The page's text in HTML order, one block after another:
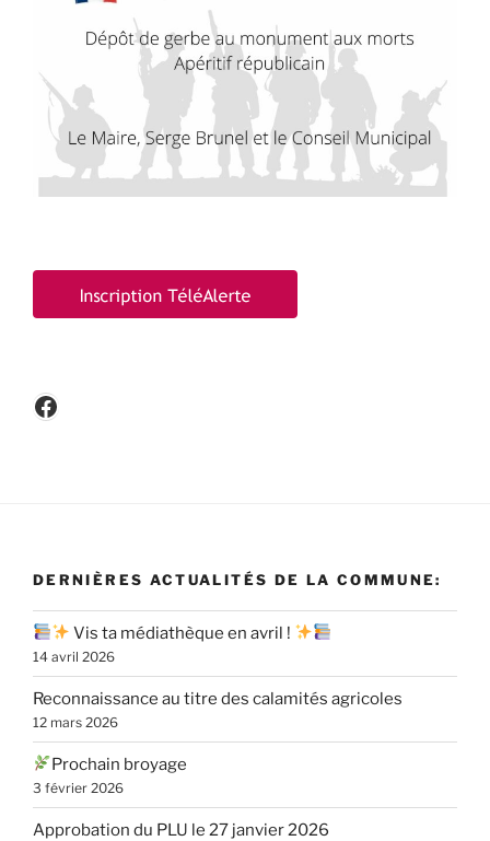
Facebook
DERNIÈRES ACTUALITÉS DE LA COMMUNE:
Vis ta médiathèque en avril !
14 avril 2026
Reconnaissance au titre des calamités agricoles
12 mars 2026
Prochain broyage
3 février 2026
Approbation du PLU le 27 janvier 2026